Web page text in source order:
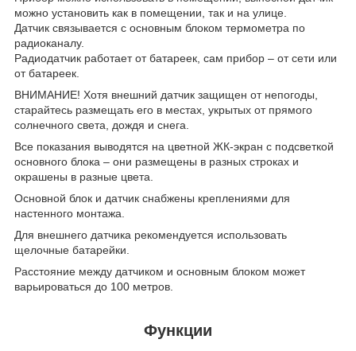
можно установить как в помещении, так и на улице.
Датчик связывается с основным блоком термометра по
радиоканалу.
Радиодатчик работает от батареек, сам прибор – от сети или
от батареек.
ВНИМАНИЕ! Хотя внешний датчик защищен от непогоды,
старайтесь размещать его в местах, укрытых от прямого
солнечного света, дождя и снега.
Все показания выводятся на цветной ЖК-экран с подсветкой
основного блока – они размещены в разных строках и
окрашены в разные цвета.
Основной блок и датчик снабжены креплениями для
настенного монтажа.
Для внешнего датчика рекомендуется использовать
щелочные батарейки.
Расстояние между датчиком и основным блоком может
варьироваться до 100 метров.
Функции